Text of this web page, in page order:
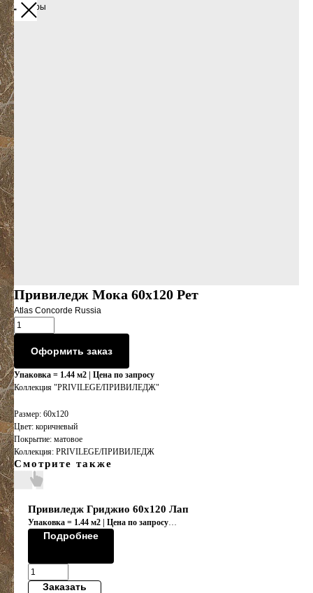
Все товары
Привиледж Мока 60x120 Рет
Atlas Concorde Russia
Оформить заказ
Упаковка = 1.44 м2 | Цена по запросу
Коллекция "PRIVILEGE/ПРИВИЛЕДЖ"
Размер: 60х120
Цвет: коричневый
Покрытие: матовое
Коллекция: PRIVILEGE/ПРИВИЛЕДЖ
Смотрите также
Привиледж Гриджио 60x120 Лап
Упаковка = 1.44 м2 | Цена по запросу
Коллекция "PRIVILEGE/ПРИВИЛЕДЖ"
Подробнее
Заказать